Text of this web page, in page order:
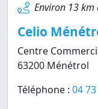
Environ 13 km
Celio
Centre
63200 Ménétrol
Téléphone : 04